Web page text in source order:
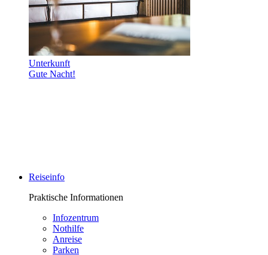
Unterkunft
Gute Nacht!
Reiseinfo
Praktische Informationen
Infozentrum
Nothilfe
Anreise
Parken